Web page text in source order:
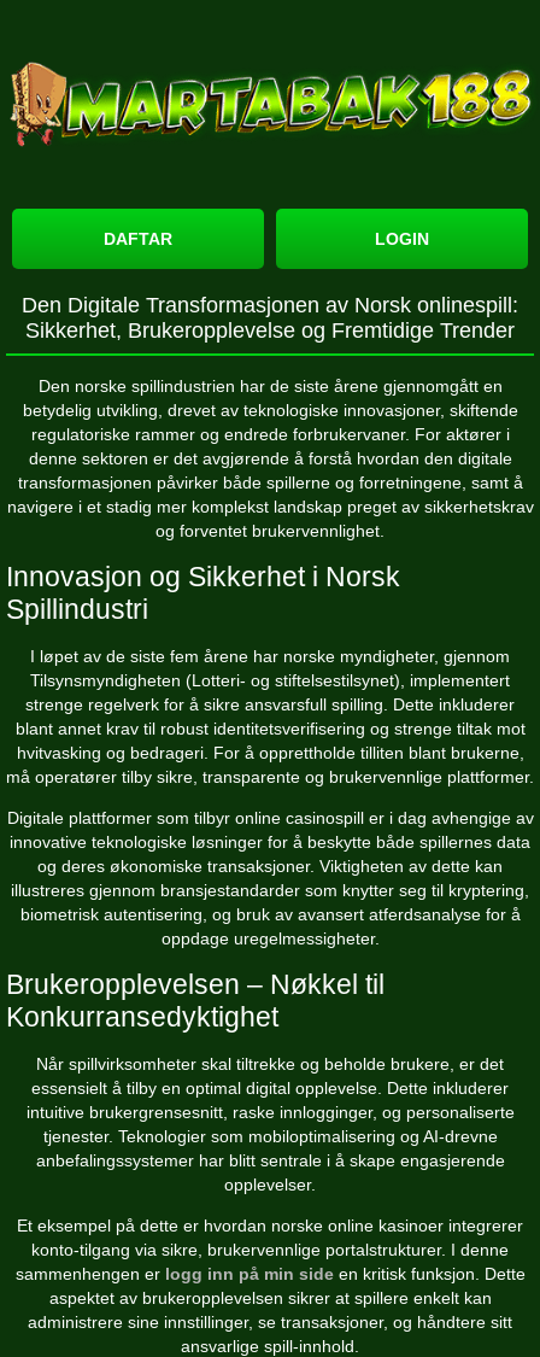
DAFTAR LOGIN
Den Digitale Transformasjonen av Norsk onlinespill:
Sikkerhet, Brukeropplevelse og Fremtidige Trender
Den norske spillindustrien har de siste årene gjennomgått en
betydelig utvikling, drevet av teknologiske innovasjoner, skiftende
regulatoriske rammer og endrede forbrukervaner. For aktører i
denne sektoren er det avgjørende å forstå hvordan den digitale
transformasjonen påvirker både spillerne og forretningene, samt å
navigere i et stadig mer komplekst landskap preget av sikkerhetskrav
og forventet brukervennlighet.
Innovasjon og Sikkerhet i Norsk
Spillindustri
I løpet av de siste fem årene har norske myndigheter, gjennom
Tilsynsmyndigheten (Lotteri- og stiftelsestilsynet), implementert
strenge regelverk for å sikre ansvarsfull spilling. Dette inkluderer
blant annet krav til robust identitetsverifisering og strenge tiltak mot
hvitvasking og bedrageri. For å opprettholde tilliten blant brukerne,
må operatører tilby sikre, transparente og brukervennlige plattformer.
Digitale plattformer som tilbyr online casinospill er i dag avhengige av
innovative teknologiske løsninger for å beskytte både spillernes data
og deres økonomiske transaksjoner. Viktigheten av dette kan
illustreres gjennom bransjestandarder som knytter seg til kryptering,
biometrisk autentisering, og bruk av avansert atferdsanalyse for å
oppdage uregelmessigheter.
Brukeropplevelsen – Nøkkel til
Konkurransedyktighet
Når spillvirksomheter skal tiltrekke og beholde brukere, er det
essensielt å tilby en optimal digital opplevelse. Dette inkluderer
intuitive brukergrensesnitt, raske innlogginger, og personaliserte
tjenester. Teknologier som mobiloptimalisering og AI-drevne
anbefalingssystemer har blitt sentrale i å skape engasjerende
opplevelser.
Et eksempel på dette er hvordan norske online kasinoer integrerer
konto-tilgang via sikre, brukervennlige portalstrukturer. I denne
sammenhengen er logg inn på min sideen kritisk funksjon. Dette
aspektet av brukeropplevelsen sikrer at spillere enkelt kan
administrere sine innstillinger, se transaksjoner, og håndtere sitt
ansvarlige spill-innhold.